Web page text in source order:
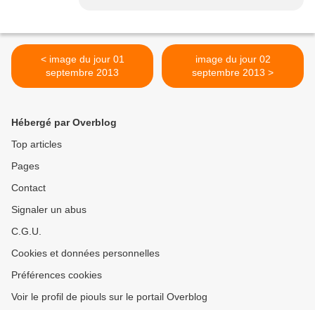
< image du jour 01
septembre 2013
image du jour 02
septembre 2013 >
Hébergé par Overblog
Top articles
Pages
Contact
Signaler un abus
C.G.U.
Cookies et données personnelles
Préférences cookies
Voir le profil de piouls sur le portail Overblog